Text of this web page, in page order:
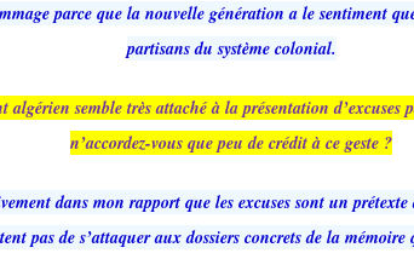
parce que la nouvelle génération a le sentiment
partisans du système colonial.
algérien semble très attaché à la présentation
n’accordez-vous que peu de crédit à ce geste ?
dans mon rapport que les excuses sont un prétexte
pas de s’attaquer aux dossiers concrets de la